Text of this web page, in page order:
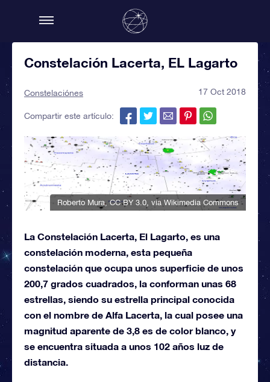
Constelación Lacerta, EL Lagarto
Constelaciónes 17 Oct 2018
Compartir este artículo:
Roberto Mura,CC BY 3.0 , via Wikimedia Commons
La Constelación Lacerta, El Lagarto, es una
constelación moderna, esta pequeña
constelación que ocupa unos superficie de unos
200,7 grados cuadrados, la conforman unas 68
estrellas, siendo su estrella principal conocida
con el nombre de Alfa Lacerta, la cual posee una
magnitud aparente de 3,8 es de color blanco, y
se encuentra situada a unos 102 años luz de
distancia.